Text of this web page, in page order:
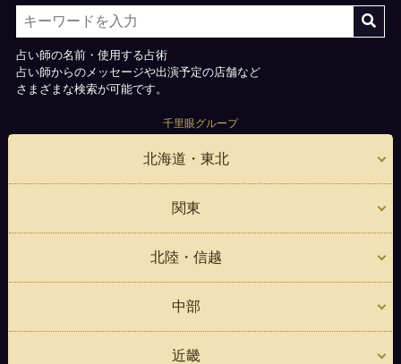
占い師の名前・使用する占術
占い師からのメッセージや出演予定の店舗など
さまざまな検索が可能です。
千里眼グループ
北海道・東北
関東
北陸・信越
中部
近畿